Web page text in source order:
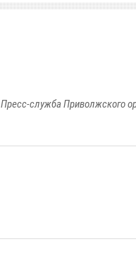
Пресс-служба Приволжского